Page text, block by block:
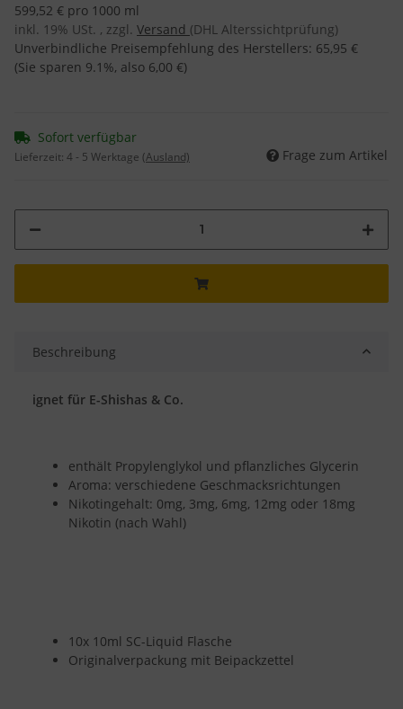
599,52 € pro 1000 ml
inkl. 19% USt. , zzgl. Versand (DHL Alterssichtprüfung)
Unverbindliche Preisempfehlung des Herstellers: 65,95 €
(Sie sparen 9.1%, also 6,00 €)
Sofort verfügbar
Lieferzeit: 4 - 5 Werktage (Ausland) Frage zum Artikel
Beschreibung
ignet für E-Shishas & Co.
enthält Propylenglykol und pflanzliches Glycerin
Aroma: verschiedene Geschmacksrichtungen
Nikotingehalt: 0mg, 3mg, 6mg, 12mg oder 18mg
Nikotin (nach Wahl)
10x 10ml SC-Liquid Flasche
Originalverpackung mit Beipackzettel